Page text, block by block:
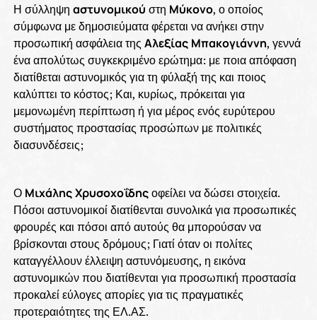
Η σύλληψη αστυνομικού στη Μύκονο, ο οποίος
σύμφωνα με δημοσιεύματα φέρεται να ανήκει στην
προσωπική ασφάλεια της Αλεξίας Μπακογιάννη, γεννά
ένα απολύτως συγκεκριμένο ερώτημα: με ποια απόφαση
διατίθεται αστυνομικός για τη φύλαξή της και ποιος
καλύπτει το κόστος; Και, κυρίως, πρόκειται για
μεμονωμένη περίπτωση ή για μέρος ενός ευρύτερου
συστήματος προστασίας προσώπων με πολιτικές
διασυνδέσεις;
Ο ΜιχάληςΧρυσοχοΐδηςοφείλει να δώσει στοιχεία.
Πόσοι αστυνομικοί διατίθενται συνολικά για προσωπικές
φρουρές και πόσοι από αυτούς θα μπορούσαν να
βρίσκονται στους δρόμους; Γιατί όταν οι πολίτες
καταγγέλλουν έλλειψη αστυνόμευσης, η εικόνα
αστυνομικών που διατίθενται για προσωπική προστασία
προκαλεί εύλογες απορίες για τις πραγματικές
προτεραιότητες της ΕΛ.ΑΣ.